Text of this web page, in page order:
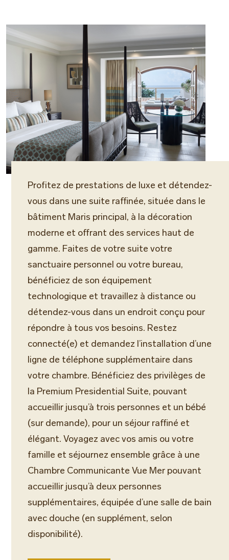
Profitez de prestations de luxe et détendez-
vous dans une suite raffinée, située dans le
bâtiment Maris principal, à la décoration
moderne et offrant des services haut de
gamme. Faites de votre suite votre
sanctuaire personnel ou votre bureau,
bénéficiez de son équipement
technologique et travaillez à distance ou
détendez-vous dans un endroit conçu pour
répondre à tous vos besoins. Restez
connecté(e) et demandez l’installation d’une
ligne de téléphone supplémentaire dans
votre chambre. Bénéficiez des privilèges de
la Premium Presidential Suite, pouvant
accueillir jusqu’à trois personnes et un bébé
(sur demande), pour un séjour raffiné et
élégant. Voyagez avec vos amis ou votre
famille et séjournez ensemble grâce à une
Chambre Communicante Vue Mer pouvant
accueillir jusqu’à deux personnes
supplémentaires, équipée d’une salle de bain
avec douche (en supplément, selon
disponibilité).